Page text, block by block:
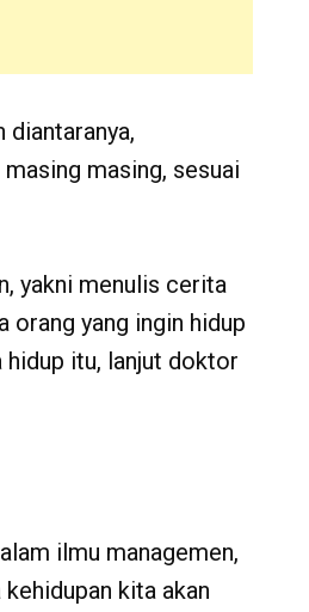
diantaranya,
masing, sesuai
yakni menulis cerita
orang yang ingin hidup
hidup itu, lanjut doktor
ilmu managemen,
kita akan